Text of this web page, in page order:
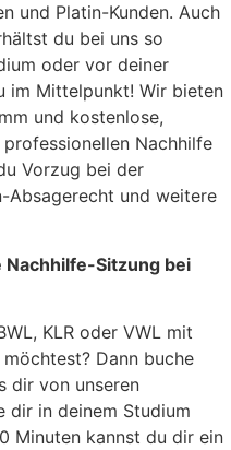
und Platin-Kunden. Auch
du bei uns so
oder vor deiner
im Mittelpunkt! Wir bieten
und kostenlose,
Nachhilfe
Vorzug bei der
Absagerecht und weitere
Sitzung bei
KLR oder VWL mit
Dann buche
dir von unseren
dir in deinem Studium
Minuten kannst du dir ein